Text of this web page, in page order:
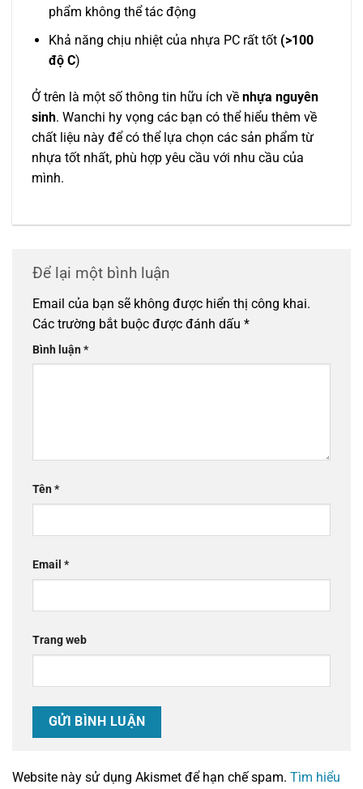
phẩm không thể tác động
Khả năng chịu nhiệt của nhựa PC rất tốt (>100
độ C)
Ở trên là một số thông tin hữu ích về nhựa nguyên
sinh. Wanchi hy vọng các bạn có thể hiểu thêm về
chất liệu này để có thể lựa chọn các sản phẩm từ
nhựa tốt nhất, phù hợp yêu cầu với nhu cầu của
mình.
Để lại một bình luận
Email của bạn sẽ không được hiển thị công khai.
Các trường bắt buộc được đánh dấu *
Bình luận*
Tên*
Email *
Trang web
Website này sử dụng Akismet để hạn chế spam. Tìm hiểu